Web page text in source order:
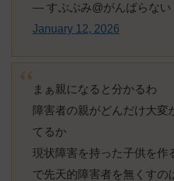
— すぷぷみ@がんばらない
January 12, 2026
まぁ親になると分かるわ
障害者の親がどんだけ大変
てるか
現状障害を持った子供を作
で先天的障害者を無くすの